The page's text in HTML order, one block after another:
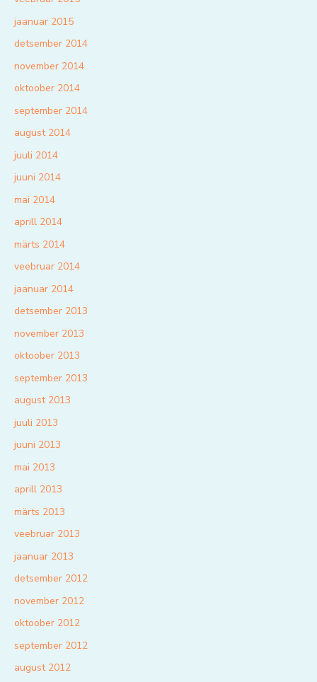
jaanuar 2015
detsember 2014
november 2014
oktoober 2014
september 2014
august 2014
juuli 2014
juuni 2014
mai 2014
aprill 2014
märts 2014
veebruar 2014
jaanuar 2014
detsember 2013
november 2013
oktoober 2013
september 2013
august 2013
juuli 2013
juuni 2013
mai 2013
aprill 2013
märts 2013
veebruar 2013
jaanuar 2013
detsember 2012
november 2012
oktoober 2012
september 2012
august 2012